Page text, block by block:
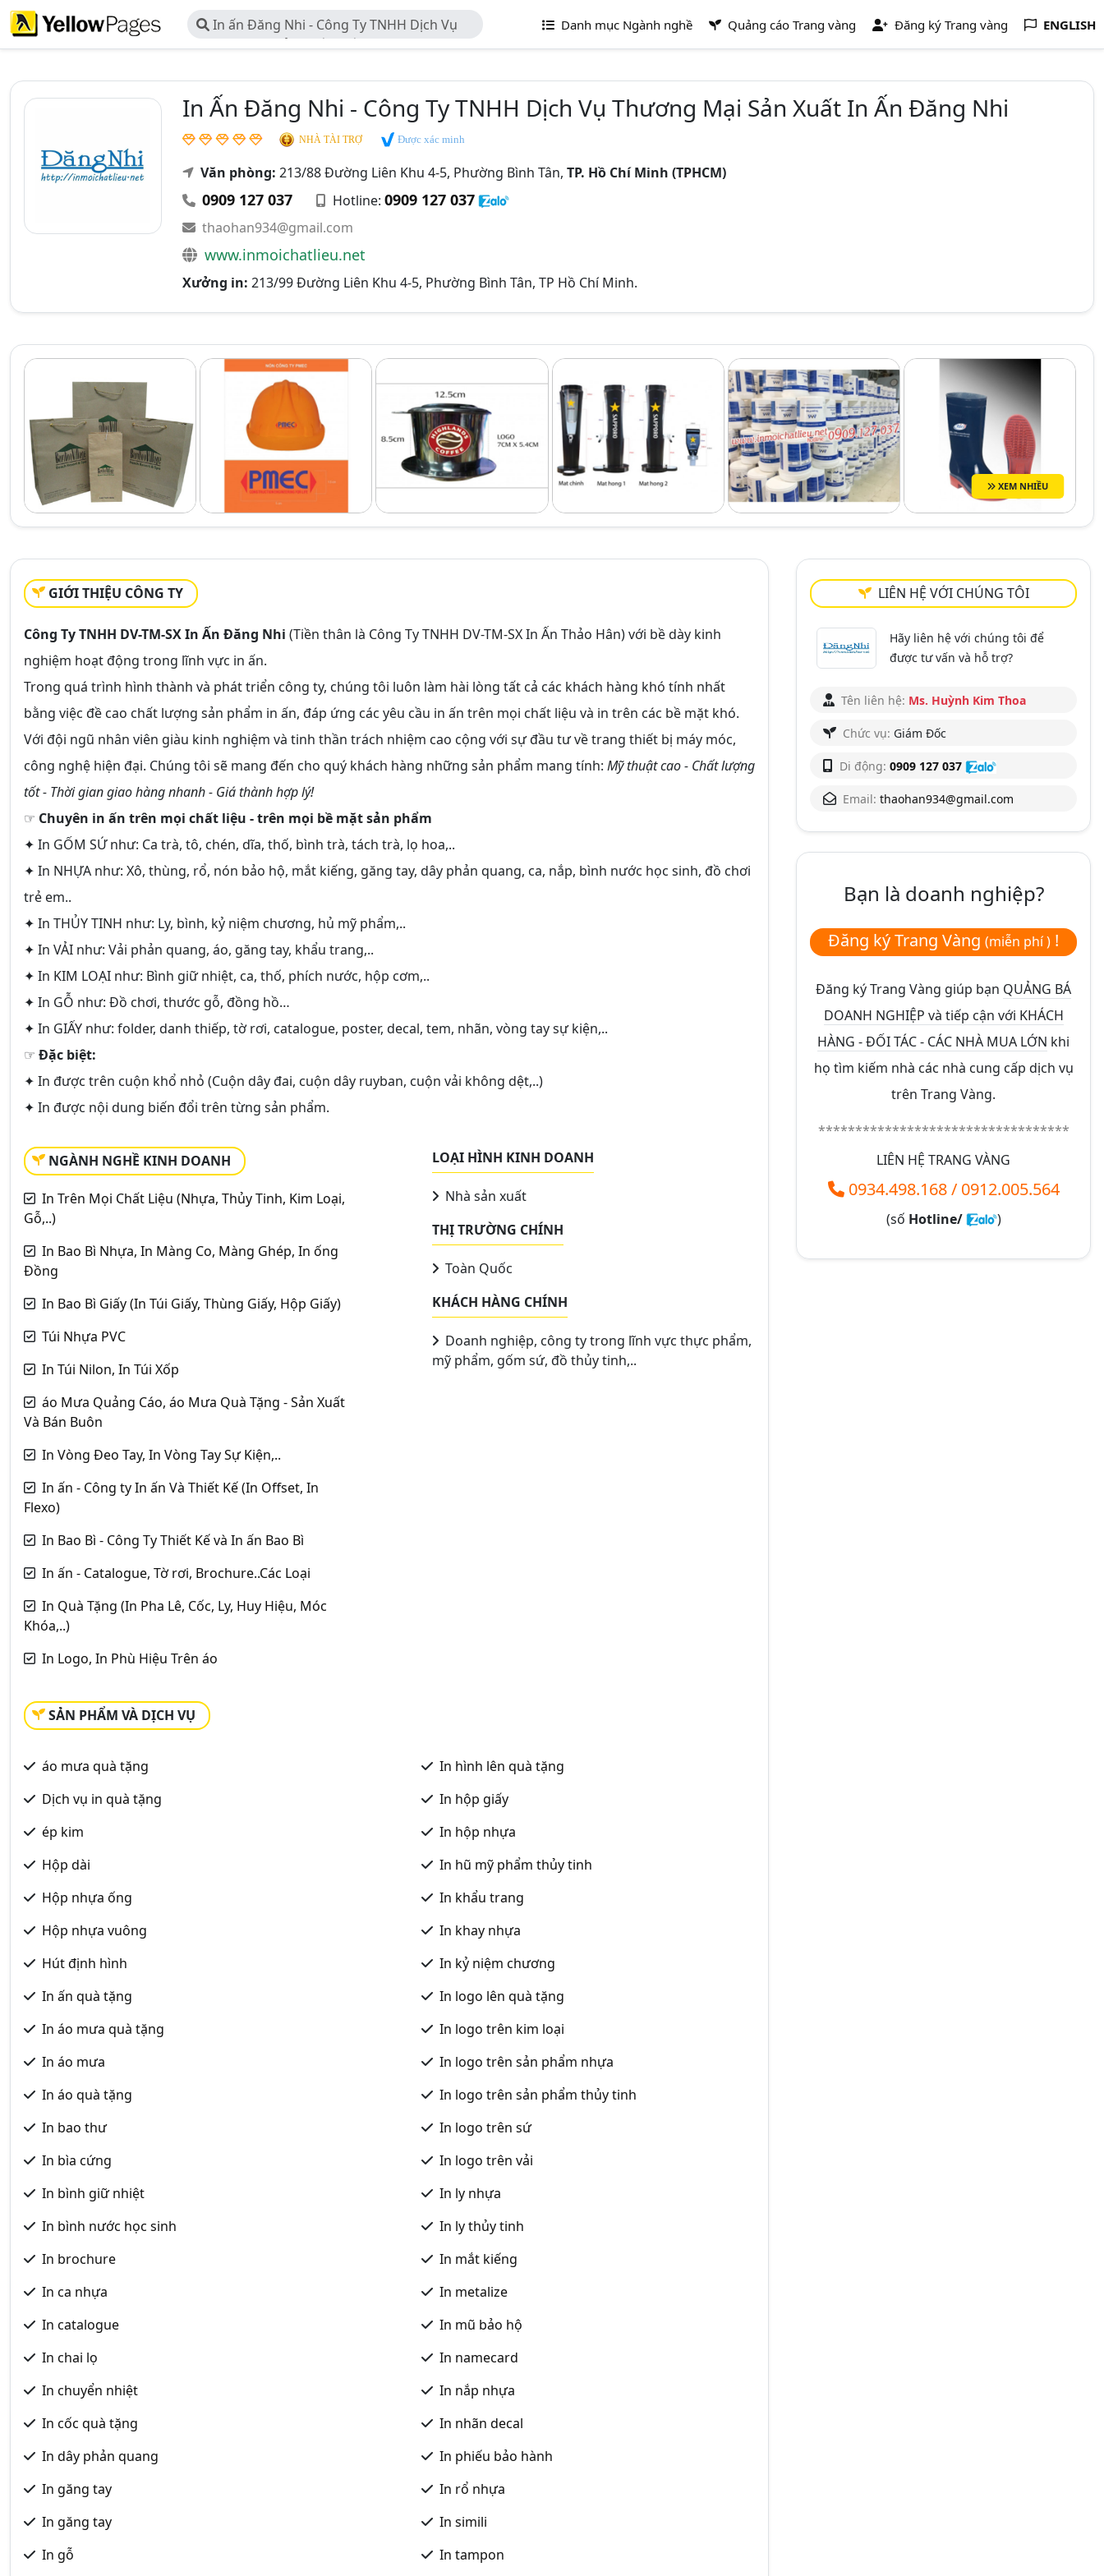
In ấn Đăng Nhi - Công Ty TNHH Dịch Vụ
Thương Mại Sản Xuất In ấn Đăng Nhi
Danh mục Ngành nghề Quảng cáo Trang vàng Đăng ký Trang vàng ENGLISH
In Ấn Đăng Nhi - Công Ty TNHH Dịch Vụ Thương Mại Sản Xuất In Ấn Đăng Nhi
NHÀ TÀI TRỢ Được xác minh
Văn phòng: 213/88 Đường Liên Khu 4-5, Phường Bình Tân, TP. Hồ Chí Minh (TPHCM)
0909 127 037 Hotline: 0909 127 037
thaohan934@gmail.com
www.inmoichatlieu.net
Xưởng in: 213/99 Đường Liên Khu 4-5, Phường Bình Tân, TP Hồ Chí Minh.
XEM NHIỀU
GIỚI THIỆU CÔNG TY
Công Ty TNHH DV-TM-SX In Ấn Đăng Nhi (Tiền thân là Công Ty TNHH DV-TM-SX In Ấn Thảo Hân) với bề dày kinh
nghiệm hoạt động trong lĩnh vực in ấn.
Trong quá trình hình thành và phát triển công ty, chúng tôi luôn làm hài lòng tất cả các khách hàng khó tính nhất
bằng việc đề cao chất lượng sản phẩm in ấn, đáp ứng các yêu cầu in ấn trên mọi chất liệu và in trên các bề mặt khó.
Với đội ngũ nhân viên giàu kinh nghiệm và tinh thần trách nhiệm cao cộng với sự đầu tư về trang thiết bị máy móc,
công nghệ hiện đại. Chúng tôi sẽ mang đến cho quý khách hàng những sản phẩm mang tính: Mỹ thuật cao - Chất lượng
tốt - Thời gian giao hàng nhanh - Giá thành hợp lý!
☞ Chuyên in ấn trên mọi chất liệu - trên mọi bề mặt sản phẩm
✦ In GỐM SỨnhư: Ca trà, tô, chén, dĩa, thố, bình trà, tách trà, lọ hoa,..
✦ In NHỰA như: Xô, thùng, rổ, nón bảo hộ, mắt kiếng, găng tay, dây phản quang, ca, nắp, bình nước học sinh, đồ chơi
trẻ em..
✦ In THỦY TINH như: Ly, bình, kỷ niệm chương, hủ mỹ phẩm,..
✦ In VẢI như: Vải phản quang, áo, găng tay, khẩu trang,..
✦ In KIM LOẠI như: Bình giữ nhiệt, ca, thố, phích nước, hộp cơm,..
✦ In GỖ như: Đồ chơi, thước gỗ, đồng hồ…
✦ In GIẤY như: folder, danh thiếp, tờ rơi, catalogue, poster, decal, tem, nhãn, vòng tay sự kiện,..
☞ Đặc biệt:
✦ In được trên cuộn khổ nhỏ (Cuộn dây đai, cuộn dây ruyban, cuộn vải không dệt,..)
✦ In được nội dung biến đổi trên từng sản phẩm.
NGÀNH NGHỀ KINH DOANH
In Trên Mọi Chất Liệu (Nhựa, Thủy Tinh, Kim Loại,
Gỗ,..)
In Bao Bì Nhựa, In Màng Co, Màng Ghép, In ống
Đồng
In Bao Bì Giấy (In Túi Giấy, Thùng Giấy, Hộp Giấy)
Túi Nhựa PVC
In Túi Nilon, In Túi Xốp
áo Mưa Quảng Cáo, áo Mưa Quà Tặng - Sản Xuất
Và Bán Buôn
In Vòng Đeo Tay, In Vòng Tay Sự Kiện,..
In ấn - Công ty In ấn Và Thiết Kế (In Offset, In
Flexo)
In Bao Bì - Công Ty Thiết Kế và In ấn Bao Bì
In ấn - Catalogue, Tờ rơi, Brochure..Các Loại
In Quà Tặng (In Pha Lê, Cốc, Ly, Huy Hiệu, Móc
Khóa,..)
In Logo, In Phù Hiệu Trên áo
LOẠI HÌNH KINH DOANH
Nhà sản xuất
THỊ TRƯỜNG CHÍNH
Toàn Quốc
KHÁCH HÀNG CHÍNH
Doanh nghiệp, công ty trong lĩnh vực thực phẩm,
mỹ phẩm, gốm sứ, đồ thủy tinh,..
SẢN PHẨM VÀ DỊCH VỤ
áo mưa quà tặng
Dịch vụ in quà tặng
ép kim
Hộp dài
Hộp nhựa ống
Hộp nhựa vuông
Hút định hình
In ấn quà tặng
In áo mưa quà tặng
In áo mưa
In áo quà tặng
In bao thư
In bìa cứng
In bình giữ nhiệt
In bình nước học sinh
In brochure
In ca nhựa
In catalogue
In chai lọ
In chuyển nhiệt
In cốc quà tặng
In dây phản quang
In găng tay
In găng tay
In gỗ
In hình lên quà tặng
In hộp giấy
In hộp nhựa
In hũ mỹ phẩm thủy tinh
In khẩu trang
In khay nhựa
In kỷ niệm chương
In logo lên quà tặng
In logo trên kim loại
In logo trên sản phẩm nhựa
In logo trên sản phẩm thủy tinh
In logo trên sứ
In logo trên vải
In ly nhựa
In ly thủy tinh
In mắt kiếng
In metalize
In mũ bảo hộ
In namecard
In nắp nhựa
In nhãn decal
In phiếu bảo hành
In rổ nhựa
In simili
In tampon
LIÊN HỆ VỚI CHÚNG TÔI
Hãy liên hệ với chúng tôi để
được tư vấn và hỗ trợ?
Tên liên hệ: Ms. Huỳnh Kim Thoa
Chức vụ: Giám Đốc
Di động: 0909 127 037
Email: thaohan934@gmail.com
Bạn là doanh nghiệp?
Đăng ký Trang Vàng (miễn phí ) !
Đăng ký Trang Vàng giúp bạn QUẢNG BÁ
DOANH NGHIỆP và tiếp cận với KHÁCH
HÀNG - ĐỐI TÁC - CÁC NHÀ MUA LỚN khi
họ tìm kiếm nhà các nhà cung cấp dịch vụ
trên Trang Vàng.
**********************************
LIÊN HỆ TRANG VÀNG
0934.498.168/ 0912.005.564
(số Hotline/ )